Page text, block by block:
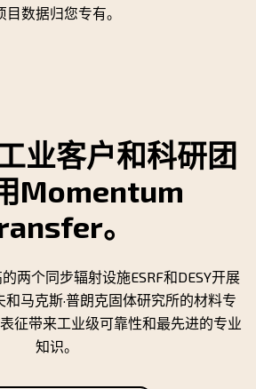
目数据归您专有。
业客户和科研团
Momentum
。
两个同步辐射设施ESRF和DESY开展
马克斯·普朗克固体研究所的材料专
征带来工业级可靠性和最先进的专业
知识。